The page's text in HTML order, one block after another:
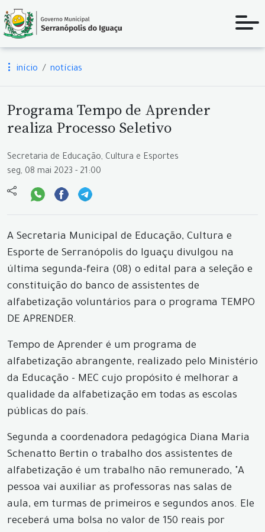
início notícias
Programa Tempo de Aprender
realiza Processo Seletivo
Secretaria de Educação, Cultura e Esportes
seg, 08 mai 2023 - 21:00
A Secretaria Municipal de Educação, Cultura e
Esporte de Serranópolis do Iguaçu divulgou na
última segunda-feira (08) o edital para a seleção e
constituição do banco de assistentes de
alfabetização voluntários para o programa TEMPO
DE APRENDER.
Tempo de Aprender é um programa de
alfabetização abrangente, realizado pelo Ministério
da Educação - MEC cujo propósito é melhorar a
qualidade da alfabetização em todas as escolas
públicas do país.
Segunda a coordenadora pedagógica Diana Maria
Schenatto Bertin o trabalho dos assistentes de
alfabetização é um trabalho não remunerado, "A
pessoa vai auxiliar as professoras nas salas de
aula, em turmas de primeiros e segundos anos. Ele
receberá uma bolsa no valor de 150 reais por